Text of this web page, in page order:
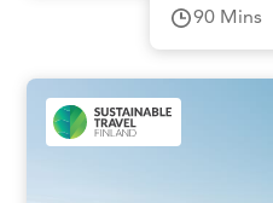
90 Mins